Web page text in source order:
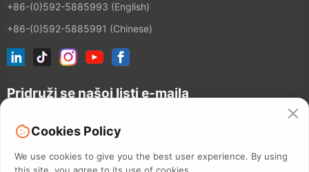
+86-(0)592-5885993 (English)
+86-(0)592-5885991 (Chinese)
Pridruži se našoj listi e-maila
Cookies Policy
We use cookies to give you the best user experience. By using